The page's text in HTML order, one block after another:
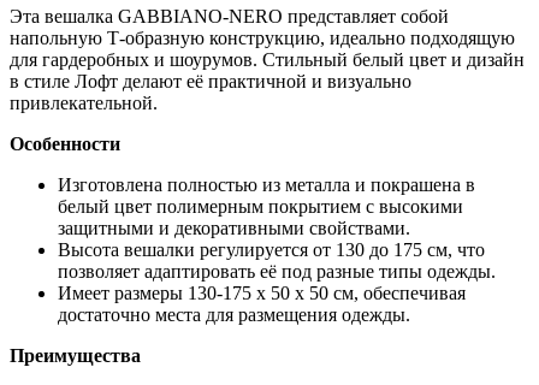
Эта вешалка GABBIANO-NERO представляет собой
напольную Т-образную конструкцию, идеально подходящую
для гардеробных и шоурумов. Стильный белый цвет и дизайн
в стиле Лофт делают её практичной и визуально
привлекательной.
Особенности
Изготовлена полностью из металла и покрашена в
белый цвет полимерным покрытием с высокими
защитными и декоративными свойствами.
Высота вешалки регулируется от 130 до 175 см, что
позволяет адаптировать её под разные типы одежды.
Имеет размеры 130-175 x 50 x 50 см, обеспечивая
достаточно места для размещения одежды.
Преимущества